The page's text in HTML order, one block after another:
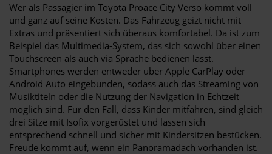
Wer als Passagier im Toyota Proace City Verso kommt voll
und ganz auf seine Kosten. Das Fahrzeug geizt nicht mit
Extras und präsentiert sich überaus komfortabel. Da ist zum
Beispiel das Multimedia-System, das sich sowohl über einen
Touchscreen als auch via Sprache bedienen lässt.
Smartphones werden entweder über Apple CarPlay oder
Android Auto eingebunden, sodass auch das Streaming von
Musiktiteln oder die Nutzung der Navigation in Echtzeit
möglich sind. Für den Fall, dass Kinder mitfahren, sind gleich
drei Sitze mit Isofix vorgerüstet und lassen sich
entsprechend schnell und sicher mit Kindersitzen bestücken.
Freude kommt auf, wenn ein Panoramadach vorhanden ist.